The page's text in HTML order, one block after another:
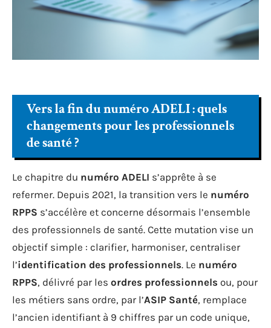
Vers la fin du numéro ADELI : quels
changements pour les professionnels
de santé ?
Le chapitre du numéro ADELI s’apprête à se
refermer. Depuis 2021, la transition vers le numéro
RPPS s’accélère et concerne désormais l’ensemble
des professionnels de santé. Cette mutation vise un
objectif simple : clarifier, harmoniser, centraliser
l’identification des professionnels. Le numéro
RPPS, délivré par les ordres professionnels ou, pour
les métiers sans ordre, par l’ASIP Santé, remplace
l’ancien identifiant à 9 chiffres par un code unique,